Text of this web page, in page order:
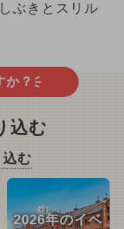
ぶきとスリル
か？
込む
む
2026年のイベ